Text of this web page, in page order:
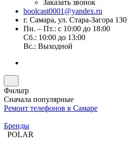
Заказать звонок
boolcast0001@yandex.ru
г. Самара, ул. Стара-Загора 130
Пн. – Пт.: с 10:00 до 18:00
Сб.: 10:00 до 13:00
Вс.: Выходной
Фильтр
Сначала популярные
Ремонт телефонов в Самаре
Бренды
POLAR